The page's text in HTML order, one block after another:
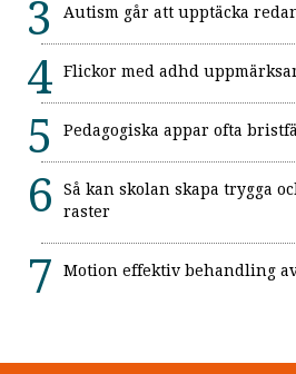
Autism går att upptäcka
Flickor med adhd
Pedagogiska appar ofta
Så kan skolan skapa trygga
raster
Motion effektiv behandling